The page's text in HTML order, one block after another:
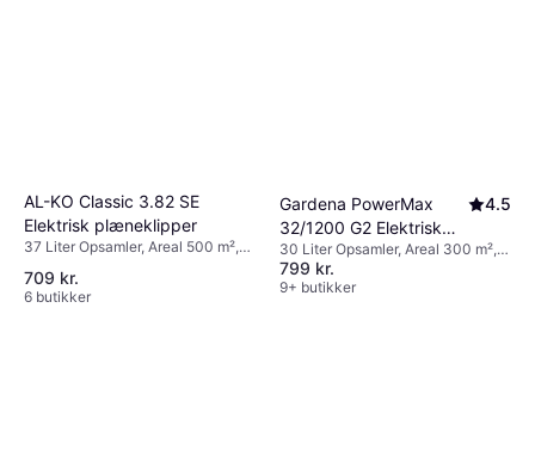
AL-KO Classic 3.82 SE
Elektrisk plæneklipper
37 Liter Opsamler, Areal 500 m²,
Klippebredde (maks) 38 cm
709 kr.
6 butikker
Gardena PowerMax
32/1200 G2 Elektrisk
plæneklipper
4.5
30 Liter Opsamler, Areal 300 m²,
Sammenklappeligt håndtag,
Justerbar håndtagshøjde,
799 kr.
9+ butikker